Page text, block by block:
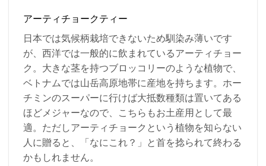
アーティチョークティー
日本では気候柄栽培できないため馴染み薄いです
が、西洋では一般的に飲まれているアーティチョー
ク。大きな茎を持つブロッコリーのような植物で、
ベトナムでは山岳高原地帯に産地を持ちます。ホー
チミンのスーパーに行けば大抵数種類は置いてある
ほどメジャーなので、こちらもお土産用として最
適。ただしアーティチョークという植物を知らない
人に贈ると、「なにこれ？」と首を捻られて終わる
かもしれません。